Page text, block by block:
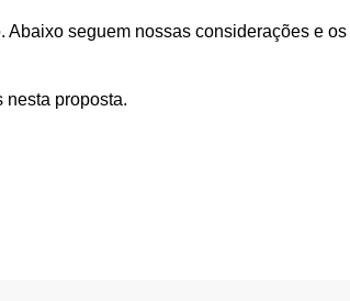
seguem nossas considerações e
nesta proposta.